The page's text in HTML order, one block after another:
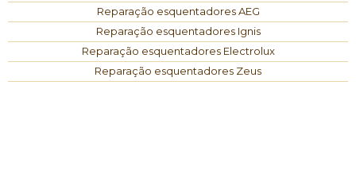
Reparação esquentadores AEG
Reparação esquentadores Ignis
Reparação esquentadores Electrolux
Reparação esquentadores Zeus